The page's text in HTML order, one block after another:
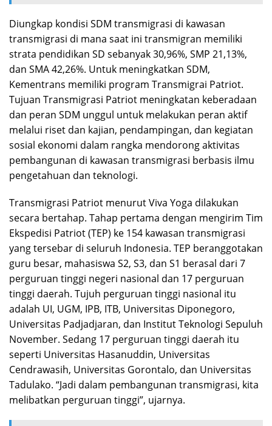
Diungkap kondisi SDM transmigrasi di kawasan
transmigrasi di mana saat ini transmigran memiliki
strata pendidikan SD sebanyak 30,96%, SMP 21,13%,
dan SMA 42,26%. Untuk meningkatkan SDM,
Kementrans memiliki program Transmigrai Patriot.
Tujuan Transmigrasi Patriot meningkatan keberadaan
dan peran SDM unggul untuk melakukan peran aktif
melalui riset dan kajian, pendampingan, dan kegiatan
sosial ekonomi dalam rangka mendorong aktivitas
pembangunan di kawasan transmigrasi berbasis ilmu
pengetahuan dan teknologi.
Transmigrasi Patriot menurut Viva Yoga dilakukan
secara bertahap. Tahap pertama dengan mengirim Tim
Ekspedisi Patriot (TEP) ke 154 kawasan transmigrasi
yang tersebar di seluruh Indonesia. TEP beranggotakan
guru besar, mahasiswa S2, S3, dan S1 berasal dari 7
perguruan tinggi negeri nasional dan 17 perguruan
tinggi daerah. Tujuh perguruan tinggi nasional itu
adalah UI, UGM, IPB, ITB, Universitas Diponegoro,
Universitas Padjadjaran, dan Institut Teknologi Sepuluh
November. Sedang 17 perguruan tinggi daerah itu
seperti Universitas Hasanuddin, Universitas
Cendrawasih, Universitas Gorontalo, dan Universitas
Tadulako. “Jadi dalam pembangunan transmigrasi, kita
melibatkan perguruan tinggi”, ujarnya.